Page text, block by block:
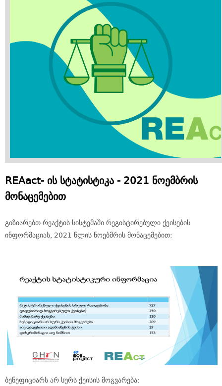
REAact- ის სტატისტიკა - 2021 ნოემბრის
მონაცემებით
გიზიარებთ რეაქტის სისტემაში რეგისტირებული ქეისების
ინფორმაციას, 2021 წლის ნოებმრის მონაცემებით:
ბენეფიციარს არ სურს ქეისის მოგვარება: